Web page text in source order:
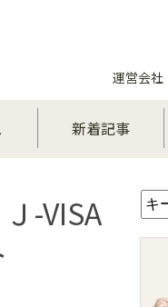
運営会社
新着記事
-VISA